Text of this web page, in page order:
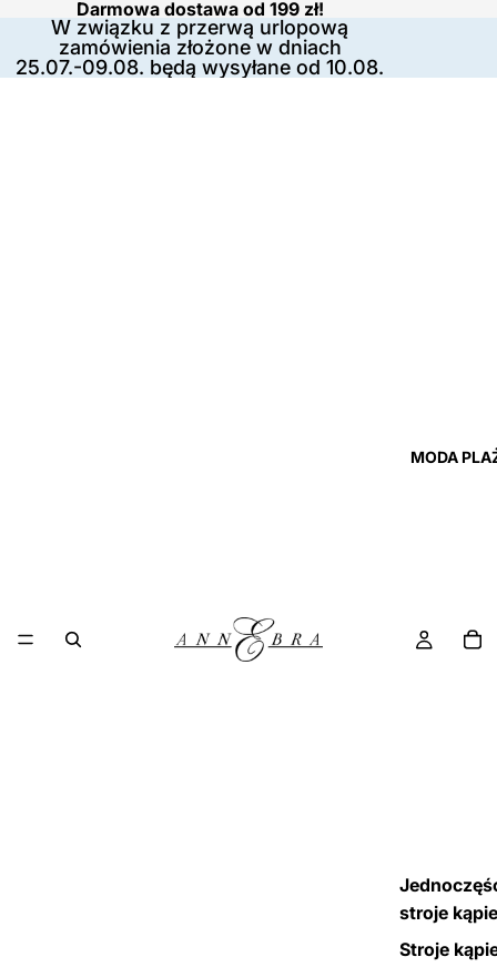
Darmowa dostawa od 199 zł!
W związku z przerwą urlopową
zamówienia złożone w dniach
25.07.-09.08. będą wysyłane od 10.08.
MODA
stroje
Stroje